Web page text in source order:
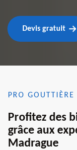
Devis gratuit
PRO GOUTTIÈRE
Profitez des
grâce aux
Madrague